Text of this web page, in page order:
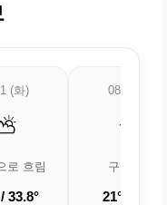
(화)
로 흐림
33.8°
08/12 (수)
🌤️
구름 조금
21° / 31.7°